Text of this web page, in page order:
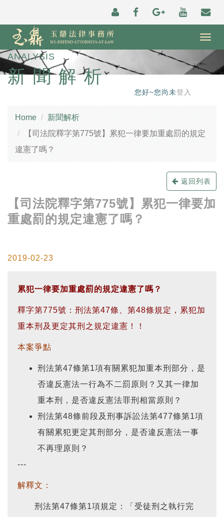
ANALYSIS
新聞解析
您好~您尚未登入
Home
新聞解析
【司法院釋字第775號】累犯一律要加重處罰的規定
違憲了嗎？
返回列表
【司法院釋字第775號】累犯一律要加
重處罰的規定違憲了嗎？
2019-02-23
累犯一律要加重處罰的規定違憲了嗎？
釋字第775號：刑法第47條、第48條規定，累犯加
重本刑及更定其刑之規定違憲！！
本案爭點
刑法第47條第1項有關累犯加重本刑部分，是
否違反憲法一行為不二罰原則？又其一律加
重本刑，是否違反憲法罪刑相當原則？
刑法第48條前段及刑事訴訟法第477條第1項
有關累犯更定其刑部分，是否違反憲法一事
不再理原則？
---
解釋文：
刑法第47條第1項規定：「受徒刑之執行完